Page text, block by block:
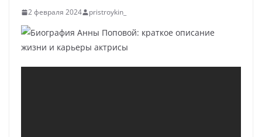
2 февраля 2024 pristroykin_